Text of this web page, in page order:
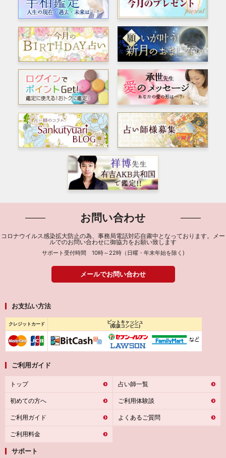
お問い合わせ
コロナウイルス感染拡大防止の為、事務局電話対応自粛中となっております。メー
ルでのお問い合わせに御協力をお願い致します
サポート受付時間 10時～22時（日曜・年末年始を除く)
メールでお問い合わせ
お支払い方法
クレジットカード
ビットキャッシュ
(取扱コンビニ)
ご利用ガイド
トップ
初めての方へ
ご利用ガイド
ご利用料金
占い師一覧
ご利用体験談
よくあるご質問
サポート